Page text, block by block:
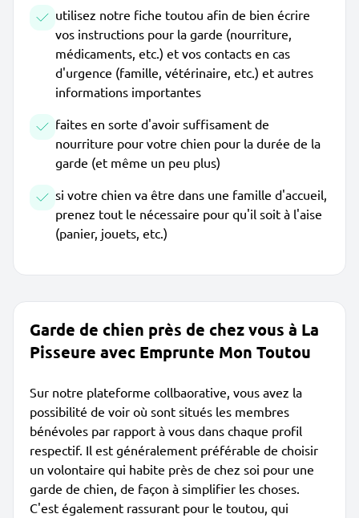
utilisez notre fiche toutou afin de bien écrire
vos instructions pour la garde (nourriture,
médicaments, etc.) et vos contacts en cas
d'urgence (famille, vétérinaire, etc.) et autres
informations importantes
faites en sorte d'avoir suffisament de
nourriture pour votre chien pour la durée de la
garde (et même un peu plus)
si votre chien va être dans une famille d'accueil,
prenez tout le nécessaire pour qu'il soit à l'aise
(panier, jouets, etc.)
Garde de chien près de chez vous à La
Pisseure avec Emprunte Mon Toutou
Sur notre plateforme collbaorative, vous avez la
possibilité de voir où sont situés les membres
bénévoles par rapport à vous dans chaque profil
respectif. Il est généralement préférable de choisir
un volontaire qui habite près de chez soi pour une
garde de chien, de façon à simplifier les choses.
C'est également rassurant pour le toutou, qui